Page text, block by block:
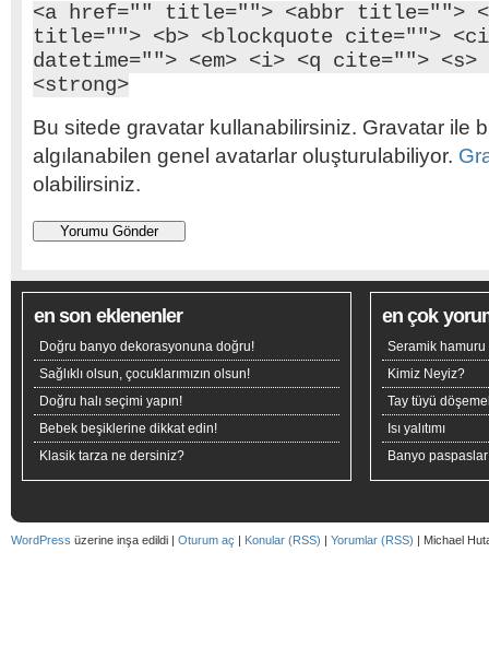
<a href="" title=""> <abbr title="">
title=""> <b> <blockquote cite="">
datetime=""> <em> <i> <q cite="">
<strong>
Bu sitede gravatar kullanabilirsiniz. Gravatar ile
algılanabilen genel avatarlar oluşturulabiliyor.
olabilirsiniz.
en son eklenenler
Doğru banyo dekorasyonuna doğru!
Sağlıklı olsun, çocuklarımızın olsun!
Doğru halı seçimi yapın!
Bebek beşiklerine dikkat edin!
Klasik tarza ne dersiniz?
en çok
Seramik hamuru
Kimiz Neyiz?
Tay tüyü
Isı yalıtımı
Banyo
WordPress üzerine inşa edildi | Oturum aç | Konular (RSS) | Yorumlar (RSS) | Michael